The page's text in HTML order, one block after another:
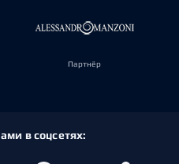
Партнёр
в соцсетях: